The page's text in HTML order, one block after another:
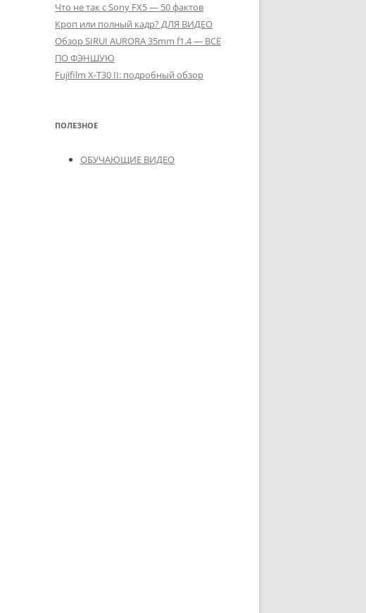
Что не так с Sony FX5 — 50 фактов
Кроп или полный кадр? ДЛЯ ВИДЕО
Обзор SIRUI AURORA 35mm f1.4 — ВСЁ
ПО ФЭНШУЮ
Fujifilm X-T30 II: подробный обзор
ПОЛЕЗНОЕ
ОБУЧАЮЩИЕ ВИДЕО